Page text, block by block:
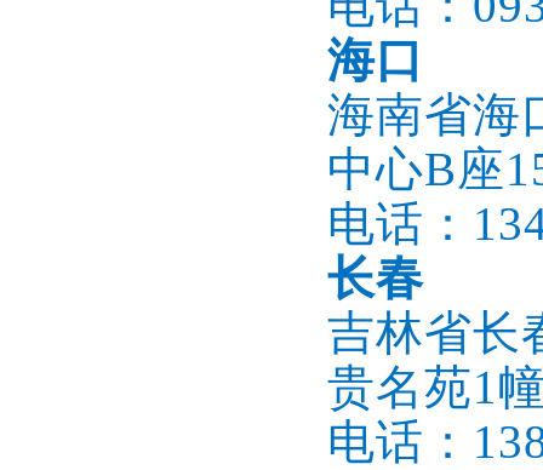
海口
海南省海
中心B座
电话：
长春
吉林省长
贵名苑1
电话：